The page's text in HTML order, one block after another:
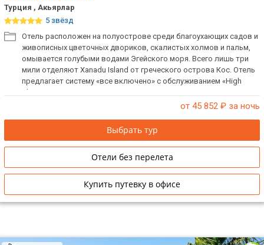
Турция , Акьярлар
5 звёзд
Отель расположен на полуострове среди благоухающих садов и
живописных цветочных двориков, скалистых холмов и пальм,
омывается голубыми водами Эгейского моря. Всего лишь три
мили отделяют Xanadu Island от греческого острова Кос. Отель
предлагает систему «все включено» с обслуживанием «High
Class». Отель не размещает одиноких мужчин.
от 45 852 ₽ за ночь
Выбрать тур
Отели без перелета
Купить путевку в офисе